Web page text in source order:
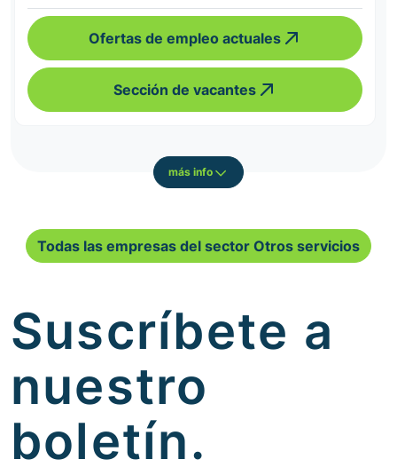
Ofertas de empleo actuales
Sección de vacantes
más info
Todas las empresas del sector Otros servicios
Suscríbete a
nuestro
boletín.